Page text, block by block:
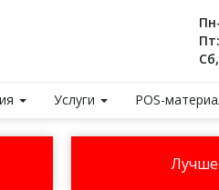
Услуги POS-